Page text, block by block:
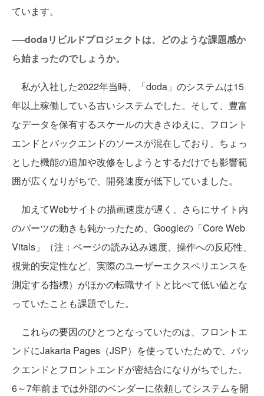
ています。
──dodaリビルドプロジェクトは、どのような課題感か
ら始まったのでしょうか。
私が入社した2022年当時、「doda」のシステムは15
年以上稼働している古いシステムでした。そして、豊富
なデータを保有するスケールの大きさゆえに、フロント
エンドとバックエンドのソースが混在しており、ちょっ
とした機能の追加や改修をしようとするだけでも影響範
囲が広くなりがちで、開発速度が低下していました。
加えてWebサイトの描画速度が遅く、さらにサイト内
のパーツの動きも鈍かったため、Googleの「Core Web
Vitals」（注：ページの読み込み速度、操作への反応性、
視覚的安定性など、実際のユーザーエクスペリエンスを
測定する指標）がほかの転職サイトと比べて低い値とな
っていたことも課題でした。
これらの要因のひとつとなっていたのは、フロントエ
ンドにJakarta Pages（JSP）を使っていたためで、バッ
クエンドとフロントエンドが密結合になりがちでした。
6～7年前までは外部のベンダーに依頼してシステムを開